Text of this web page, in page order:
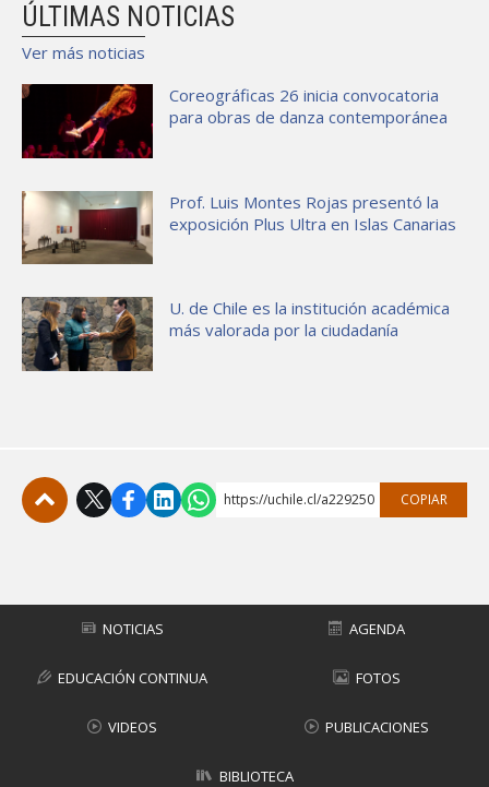
ÚLTIMAS NOTICIAS
Ver más noticias
Coreográficas 26 inicia convocatoria
para obras de danza contemporánea
Prof. Luis Montes Rojas presentó la
exposición Plus Ultra en Islas Canarias
U. de Chile es la institución académica
más valorada por la ciudadanía
https://uchile.cl/a229250 COPIAR
NOTICIAS AGENDA
EDUCACIÓN CONTINUA FOTOS
VIDEOS PUBLICACIONES
BIBLIOTECA